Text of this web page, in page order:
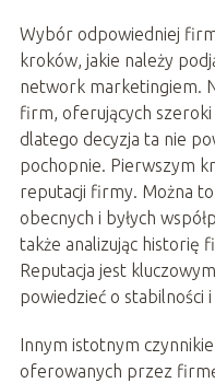
Wybór odpowiedniej
kroków, jakie należy
network marketingiem.
firm, oferujących szeroki
dlatego decyzja ta nie
pochopnie. Pierwszym
reputacji firmy. Można
obecnych i byłych
także analizując historię
Reputacja jest
powiedzieć o stabilności
Innym istotnym
oferowanych przez